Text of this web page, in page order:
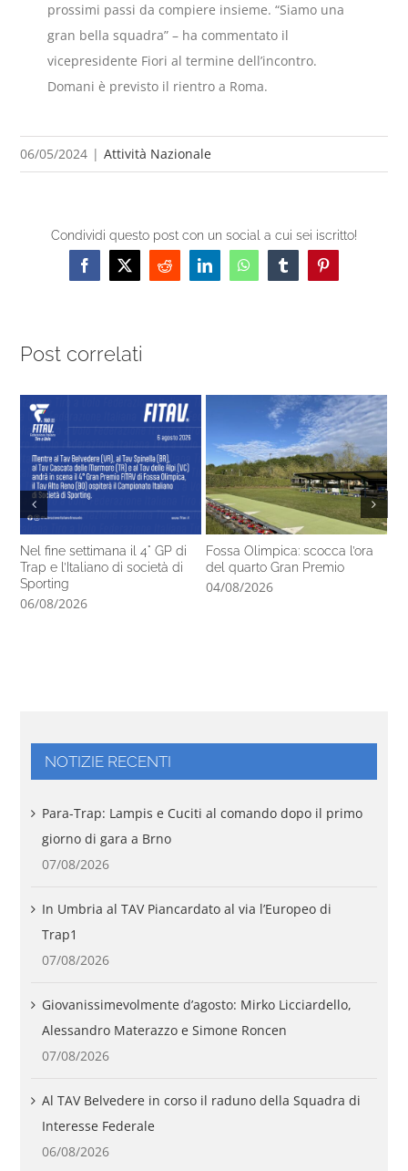
prossimi passi da compiere insieme. “Siamo una
gran bella squadra” – ha commentato il
vicepresidente Fiori al termine dell’incontro.
Domani è previsto il rientro a Roma.
06/05/2024 | Attività Nazionale
Condividi questo post con un social a cui sei iscritto!
Facebook
X RedditLinkedInWhatsAppTumblrPinterest
Post correlati
Nel fine settimana il 4° GP di
Trap e l’Italiano di società di
Sporting
06/08/2026
Fossa Olimpica: scocca l’ora
del quarto Gran Premio
04/08/2026
NOTIZIE RECENTI
Para-Trap: Lampis e Cuciti al comando dopo il primo
giorno di gara a Brno
07/08/2026
In Umbria al TAV Piancardato al via l’Europeo di
Trap1
07/08/2026
Giovanissimevolmente d’agosto: Mirko Licciardello,
Alessandro Materazzo e Simone Roncen
07/08/2026
Al TAV Belvedere in corso il raduno della Squadra di
Interesse Federale
06/08/2026